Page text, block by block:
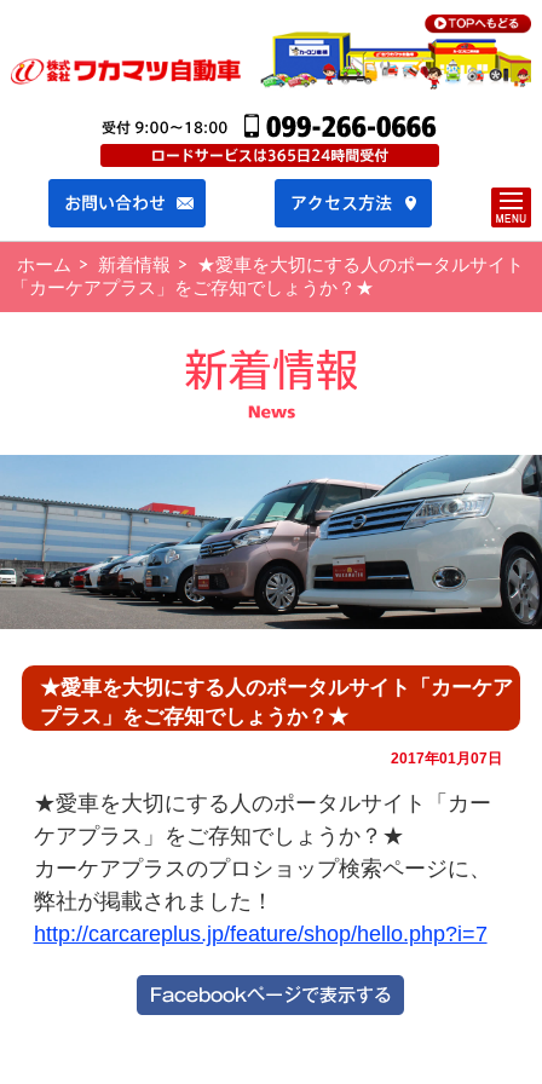
ホーム 新着情報
★愛車を大切にする人のポータルサイト
「カーケアプラス」をご存知でしょうか？★
★愛車を大切にする人のポータルサイト「カーケア
プラス」をご存知でしょうか？★
2017年01月07日
★愛車を大切にする人のポータルサイト「カー
ケアプラス」をご存知でしょうか？★
カーケアプラスのプロショップ検索ページに、
弊社が掲載されました！
http://carcareplus.jp/feature/shop/hello.php?i=7